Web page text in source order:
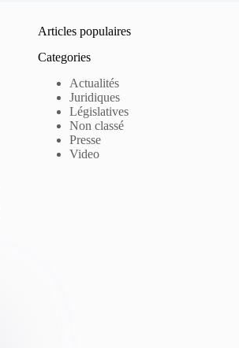
Articles populaires
Categories
Actualités
Juridiques
Législatives
Non classé
Presse
Video